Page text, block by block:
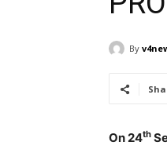
By
On 24th